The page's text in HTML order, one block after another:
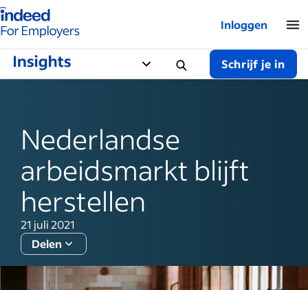
van Indeed - Voor werkgevers
Inloggen
Schrijf je in
Nederlandse
arbeidsmarkt blijft
herstellen
21 juli 2021
Delen